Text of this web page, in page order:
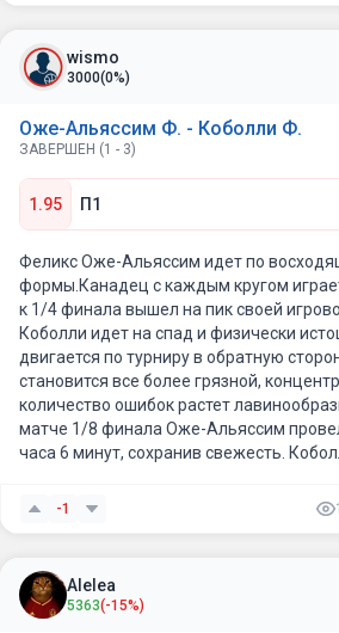
wismo
3000(0%)
Оже-Альяссим Ф. - Коболли Ф.
ЗАВЕРШЕН (1 - 3)
1.95 П1
Феликс Оже-Альяссим идет по
формы.Канадец с каждым кругом
к 1/4 финала вышел на пик своей
Коболли идет на спад и физически
двигается по турниру в обратную
становится все более грязной,
количество ошибок растет
матче 1/8 финала Оже-Альяссим
часа 6 минут, сохранив свежесть.
еле дожал американца в четвертом
-1
Alelea
5363(-15%)